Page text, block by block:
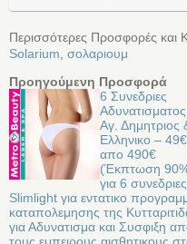
Περισσότερες Προσφορές και
Solarium σολαριουμ
Προηγούμενη Προσφορά
6 Συνεδριες
Αδυνατισματος
Αγ. Δημητριος
Ελληνικο – 49€
απο 490€
(Έκπτωση
για 6 συνεδριες
Slimlight για εντατικο
καταπολεμησης της
για Αδυνατισμα και Συσφιξη